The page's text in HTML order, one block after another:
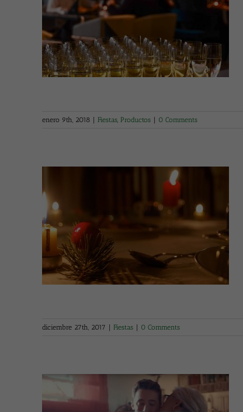
enero 9th, 2018 Fiestas, Productos 0 Comments
diciembre 27th, 2017 Fiestas 0 Comments